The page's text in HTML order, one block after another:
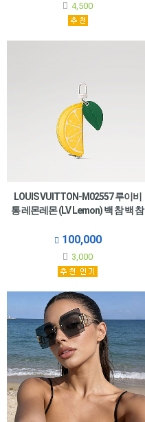
4,500
LOUIS VUITTON-M02557 루이비
통 레몬레몬 (LV Lemon) 백 참 백 참
100,000
3,000